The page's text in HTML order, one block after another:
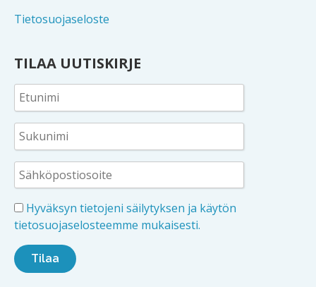
Tietosuojaseloste
TILAA UUTISKIRJE
Hyväksyn tietojeni säilytyksen ja käytön
tietosuojaselosteemme mukaisesti.